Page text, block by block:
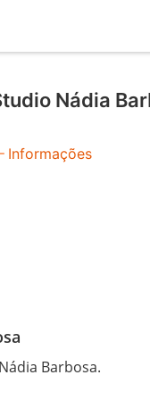
Nádia
Informações
Barbosa.